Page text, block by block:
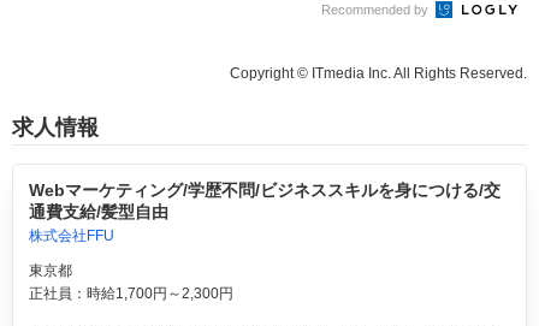
Recommended by
Copyright © ITmedia Inc. All Rights Reserved.
求人情報
Webマーケティング/学歴不問/ビジネススキルを身につける/交
通費支給/髪型自由
株式会社FFU
東京都
正社員：時給1,700円～2,300円